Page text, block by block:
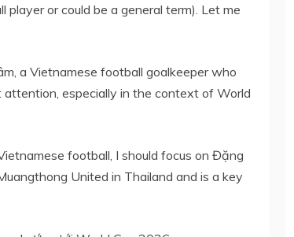
or could be a general term). Let me
a Vietnamese football goalkeeper who
especially in the context of World
football, I should focus on Đặng
United in Thailand and is a key